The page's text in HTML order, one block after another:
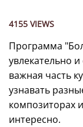
4155 VIEWS
Программа
увлекательно
важная часть
узнавать
композиторах
интересно.